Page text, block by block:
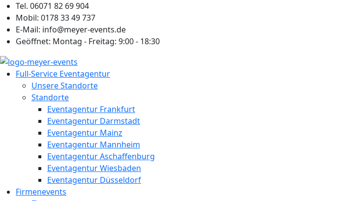
Zum
Inhalt
springen
Tel. 06071 82 69 904
Mobil: 0178 33 49 737
E-Mail: info@meyer-events.de
Geöffnet: Montag - Freitag: 9:00 - 18:30
Full-Service Eventagentur
Unsere Standorte
Standorte
Eventagentur Frankfurt
Eventagentur Darmstadt
Eventagentur Mainz
Eventagentur Mannheim
Eventagentur Aschaffenburg
Eventagentur Wiesbaden
Eventagentur Düsseldorf
Firmenevents